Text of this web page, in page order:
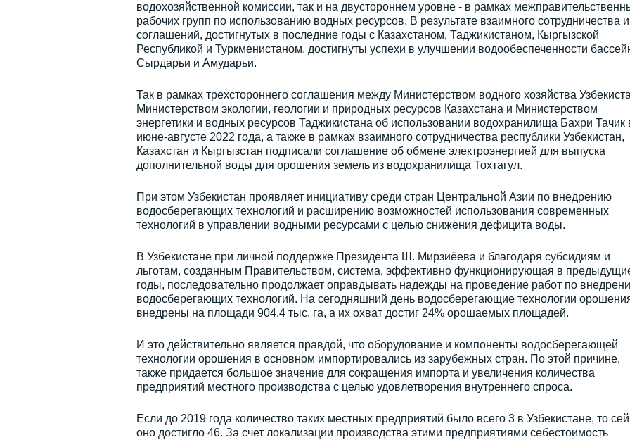
водохозяйственной комиссии, так и на двустороннем уровне - в рамках
рабочих групп по использованию водных ресурсов. В результате взаимного сотрудничества и
соглашений, достигнутых в последние годы с Казахстаном, Таджикистаном, Кыргызской
Республикой и Туркменистаном, достигнуты успехи в улучшении водообеспеченности
Сырдарьи и Амударьи.
Так в рамках трехстороннего соглашения между Министерством водного хозяйства
Министерством экологии, геологии и природных ресурсов Казахстана и Министерством
энергетики и водных ресурсов Таджикистана об использовании водохранилища Бахри Тачик
июне-августе 2022 года, а также в рамках взаимного сотрудничества республики Узбекистан,
Казахстан и Кыргызстан подписали соглашение об обмене электроэнергией для выпуска
дополнительной воды для орошения земель из водохранилища Тохтагул.
При этом Узбекистан проявляет инициативу среди стран Центральной Азии по внедрению
водосберегающих технологий и расширению возможностей использования современных
технологий в управлении водными ресурсами с целью снижения дефицита воды.
В Узбекистане при личной поддержке Президента Ш. Мирзиёева и благодаря субсидиям и
льготам, созданным Правительством, система, эффективно функционирующая в
годы, последовательно продолжает оправдывать надежды на проведение работ по
водосберегающих технологий. На сегодняшний день водосберегающие технологии
внедрены на площади 904,4 тыс. га, а их охват достиг 24% орошаемых площадей.
И это действительно является правдой, что оборудование и компоненты водосберегающей
технологии орошения в основном импортировались из зарубежных стран. По этой причине,
также придается большое значение для сокращения импорта и увеличения количества
предприятий местного производства с целью удовлетворения внутреннего спроса.
Если до 2019 года количество таких местных предприятий было всего 3 в Узбекистане, то
оно достигло 46. За счет локализации производства этими предприятиями себестоимость